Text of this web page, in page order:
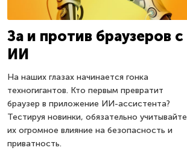
За и против браузеров с
ИИ
На наших глазах начинается гонка
техногигантов. Кто первым превратит
браузер в приложение ИИ-ассистента?
Тестируя новинки, обязательно учитывайте
их огромное влияние на безопасность и
приватность.